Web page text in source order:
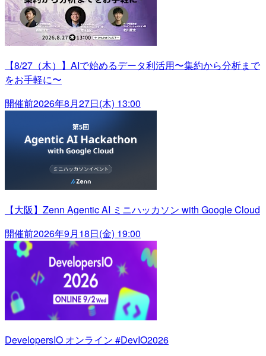
【8/27（木）】AIで始めるデータ利活用〜集約から分析まで
をお手軽に〜
開催前2026年8月27日(木) 13:00
【大阪】Zenn Agentic AI ミニハッカソン with Google Cloud
開催前2026年9月18日(金) 19:00
DevelopersIO オンライン #DevIO2026